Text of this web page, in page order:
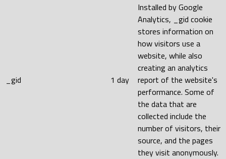
_gid 1 day
Installed by Google
Analytics, _gid cookie
stores information on
how visitors use a
website, while also
creating an analytics
report of the website's
performance. Some of
the data that are
collected include the
number of visitors, their
source, and the pages
they visit anonymously.